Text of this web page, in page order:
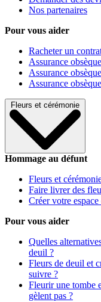
Nos partenaires
Pour vous aider
Racheter un
Assurance
Assurance
Assurance
Fleurs et cérémonie
Hommage au défunt
Fleurs et
Faire livrer des
Créer votre
Pour vous aider
Quelles
deuil ?
Fleurs de deuil et
suivre ?
Fleurir une tombe
gèlent pas ?